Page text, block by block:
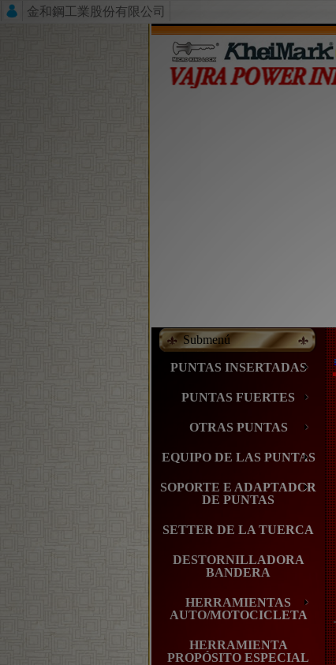
金和鋼工業股份有限公司
Submenú
PUNTAS INSERTADAS
PUNTAS FUERTES
OTRAS PUNTAS
EQUIPO DE LAS PUNTAS
SOPORTE E ADAPTADOR
DE PUNTAS
SETTER DE LA TUERCA
DESTORNILLADORA
BANDERA
HERRAMIENTAS
AUTO/MOTOCICLETA
HERRAMIENTA
PROPÓSITO ESPECIAL